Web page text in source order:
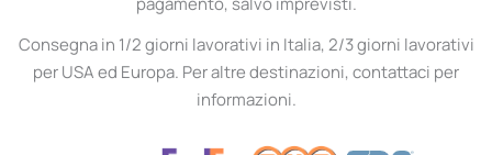
Consegna in 1/2 giorni lavorativi in Italia, 2/3 giorni lavorativi
per USA ed Europa. Per altre destinazioni, contattaci per
informazioni.